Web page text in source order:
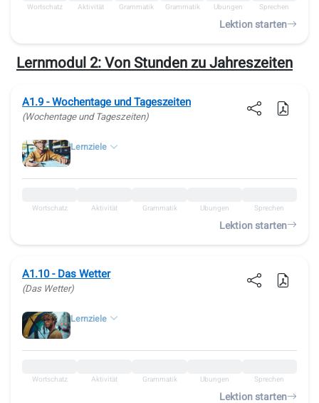
Wortschatz Aktivität Grammatik Grammatik Übungen Sprechen
Lektion starten
Lernmodul 2:Von Stunden zu Jahreszeiten
A1.9 - Wochentage und Tageszeiten
(Wochentage und Tageszeiten)
Lernziele
Wortschatz Aktivität Grammatik Übungen Sprechen
Lektion starten
A1.10 - Das Wetter
(Das Wetter)
Lernziele
Wortschatz Aktivität Grammatik Übungen Sprechen
Lektion starten